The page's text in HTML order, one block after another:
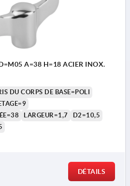
A=38 H=18 ACIER INOX.
DU CORPS DE BASE=POLI
LARGEUR=1,7
D2=10,5
DÉTAILS